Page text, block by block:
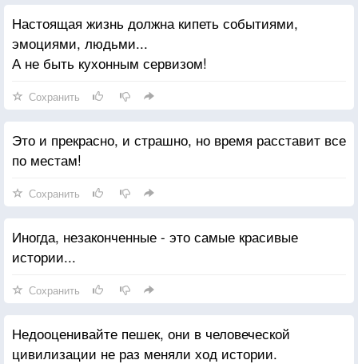
Настоящая жизнь должна кипеть событиями,
эмоциями, людьми...
А не быть кухонным сервизом!
Сохранить
Это и прекрасно, и страшно, но время расставит все
по местам!
Сохранить
Иногда, незаконченные - это самые красивые
истории...
Сохранить
Недооценивайте пешек, они в человеческой
цивилизации не раз меняли ход истории.